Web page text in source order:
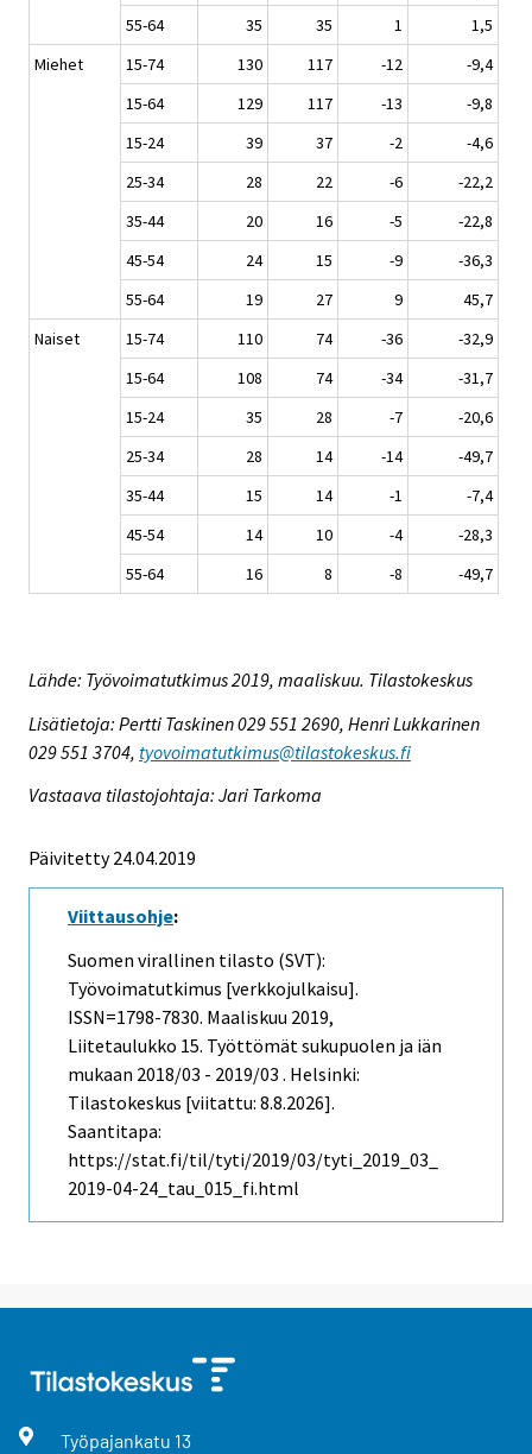
55-64
35 35 1
1,5
Miehet
15-74 130 117 -12
-9,4
15-64
129 117 -13
-9,8
15-24
39 37 -2
-4,6
25-34
28 22 -6
-22,2
35-44
20 16 -5
-22,8
45-54
24 15 -9
-36,3
55-64
19 27 9
45,7
Naiset
15-74 110 74 -36
-32,9
15-64
108 74 -34
-31,7
15-24
35 28 -7
-20,6
25-34
28 14 -14
-49,7
35-44
15 14 -1
-7,4
45-54
14 10 -4
-28,3
55-64
16 8 -8 -49,7
Lähde: Työvoimatutkimus 2019, maaliskuu. Tilastokeskus
Lisätietoja: Pertti Taskinen 029 551 2690, Henri Lukkarinen
029 551 3704, tyovoimatutkimus@tilastokeskus.fi
Vastaava tilastojohtaja: Jari Tarkoma
Päivitetty 24.04.2019
Viittausohje:
Suomen virallinen tilasto (SVT):
Työvoimatutkimus [verkkojulkaisu].
ISSN=1798-7830. Maaliskuu 2019,
Liitetaulukko 15. Työttömät sukupuolen ja iän
mukaan 2018/03 - 2019/03 . Helsinki:
Tilastokeskus [viitattu: 8.8.2026].
Saantitapa:
https://stat.fi/til/tyti/2019/03/tyti_2019_03_
2019-04-24_tau_015_fi.html
Työpajankatu 13